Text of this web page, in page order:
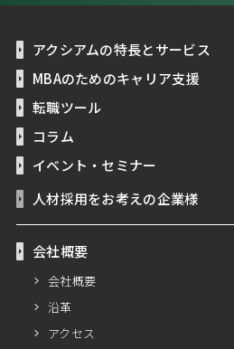
アクシアムの特長とサービス
MBAのためのキャリア支援
転職ツール
コラム
イベント・セミナー
人材採用をお考えの企業様
会社概要
会社概要
沿革
アクセス